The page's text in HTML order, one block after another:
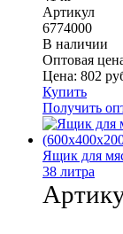
Артикул
6774000
В наличии
Оптовая
Цена: 802
Купить
Получить
Ящик для
38 литра